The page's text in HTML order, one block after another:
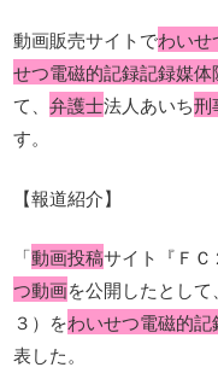
動画販売サイトでわいせ
せつ電磁的記録記録媒体
て、弁護士法人あいち刑
す。
【報道紹介】
「動画投稿サイト『Ｆ
つ動画を公開したとし
３）をわいせつ電磁的
表した。